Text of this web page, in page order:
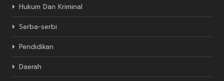
Hukum Dan Kriminal
Serba-serbi
Pendidikan
Daerah